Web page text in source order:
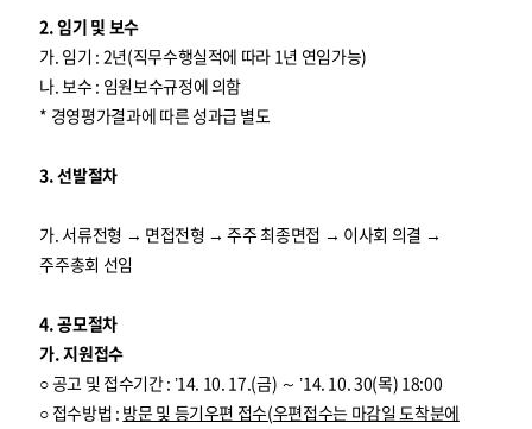
2. 임기 및 보수
가. 임기 : 2년(직무수행실적에 따라 1년 연임가능)
나. 보수 : 임원보수규정에 의함
* 경영평가결과에 따른 성과급 별도
3. 선발절차
가. 서류전형 → 면접전형 → 주주 최종면접 → 이사회 의결 →
주주총회 선임
4. 공모절차
가. 지원접수
○ 공고 및 접수기간 : ’14. 10. 17.(금) ～ ’14. 10. 30(목) 18:00
○ 접수방법 : 방문 및 등기우편 접수(우편접수는 마감일 도착분에